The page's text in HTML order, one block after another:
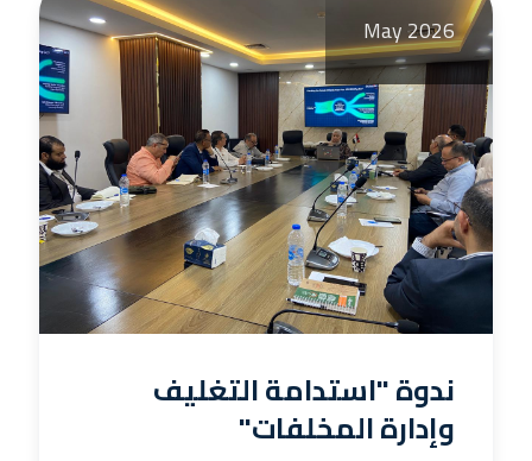
May 2026
ندوة "استدامة التغليف
وإدارة المخلفات"